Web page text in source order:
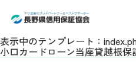
表示中のテンプレート：
小口カードローン当座貸越根保